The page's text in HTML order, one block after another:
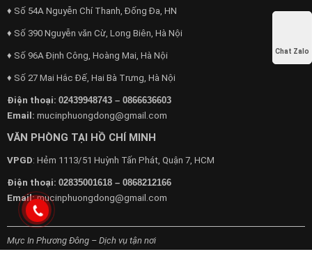
♦ Số 54A Nguyễn Chí Thanh, Đống Đa, HN
♦ Số 390 Nguyễn văn Cừ, Long Biên, Hà Nội
♦ Số 96A Định Công, Hoàng Mai, Hà Nội
♦ Số 27 Mai Hắc Đế, Hai Bà Trưng, Hà Nội
Điện thoại: 02439948743 – 0866636603
Email: mucinphuongdong@gmail.com
VĂN PHÒNG TẠI HỒ CHÍ MINH
VPGD: Hẻm 1113/51 Huỳnh Tấn Phát, Quận 7, HCM
Điện thoại: 02835001618 – 0868212166
Email: mucinphuongdong@gmail.com
Mực In Phương Đông – Dịch vụ tận nơi
Chat Zalo